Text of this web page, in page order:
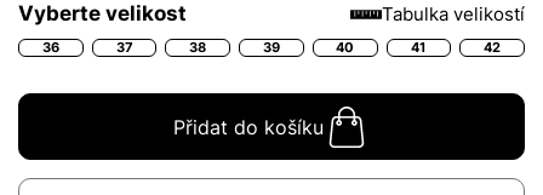
Vyberte velikost Tabulka velikostí
36 37 38 39 40 41 42
Přidat do košíku